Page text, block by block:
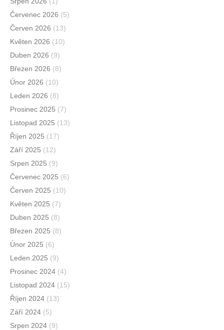
Červenec 2026 (5)
Červen 2026 (13)
Květen 2026 (10)
Duben 2026 (9)
Březen 2026 (8)
Únor 2026 (10)
Leden 2026 (8)
Prosinec 2025 (7)
Listopad 2025 (13)
Říjen 2025 (17)
Září 2025 (12)
Srpen 2025 (9)
Červenec 2025 (6)
Červen 2025 (10)
Květen 2025 (7)
Duben 2025 (8)
Březen 2025 (8)
Únor 2025 (6)
Leden 2025 (9)
Prosinec 2024 (4)
Listopad 2024 (15)
Říjen 2024 (13)
Září 2024 (5)
Srpen 2024 (9)